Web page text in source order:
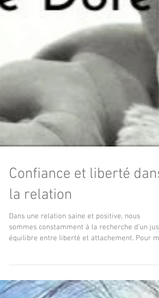
la relation
l’épanouissement relationnel naît avant tout de
cet espace de liberté qui permet à chacun de